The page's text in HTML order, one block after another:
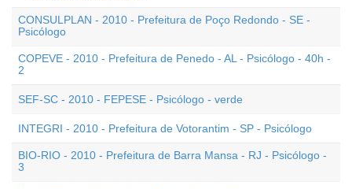
CONSULPLAN - 2010 - Prefeitura de Poço Redondo - SE -
Psicólogo
COPEVE - 2010 - Prefeitura de Penedo - AL - Psicólogo - 40h -
2
SEF-SC - 2010 - FEPESE - Psicólogo - verde
INTEGRI - 2010 - Prefeitura de Votorantim - SP - Psicólogo
BIO-RIO - 2010 - Prefeitura de Barra Mansa - RJ - Psicólogo -
3